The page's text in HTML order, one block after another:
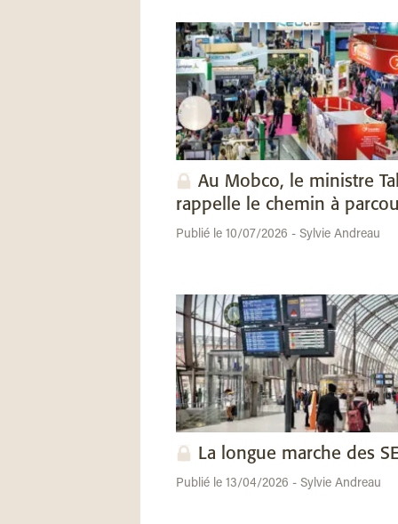
Au Mobco, le ministre
rappelle le chemin à
Publié le 10/07/2026 - Sylvie Andreau
La longue marche des
Publié le 13/04/2026 - Sylvie Andreau